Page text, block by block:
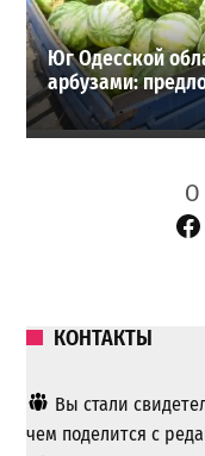
Юг Одесской
арбузами:
О
КОНТАКТЫ
Вы стали
чем поделится с